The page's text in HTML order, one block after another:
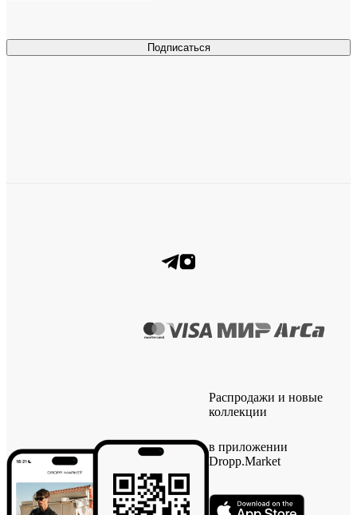
Подписаться
Распродажи и новые
коллекции
в приложении
Dropp.Market